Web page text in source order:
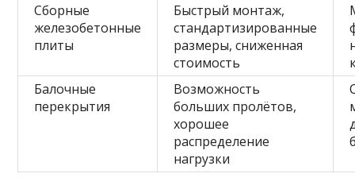
Сборные
железобетонные
плиты
Быстрый монтаж,
стандартизированные
размеры, сниженная
стоимость
Балочные
перекрытия
Возможность
больших пролётов,
хорошее
распределение
нагрузки